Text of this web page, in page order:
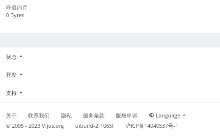
峰值内存
0 Bytes
状态
开发
支持
关于 联系我们 隐私 服务条款 版权申诉
Language
© 2005 - 2023Vijos.org uibuild-2f1065f 沪ICP备14040537号-1